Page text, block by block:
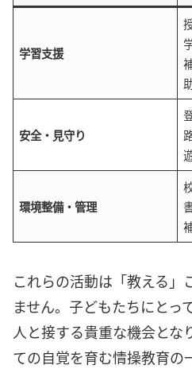
学習支援
安全・見守り
環境整備・管理
これらの活動は「教える」
ません。子どもたちにとっ
人と接する貴重な機会とな
ての自覚を育む情操教育の